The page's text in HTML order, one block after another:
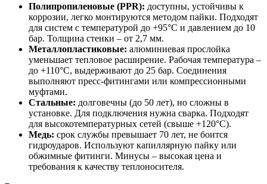
Полипропиленовые (PPR): доступны, устойчивы к
коррозии, легко монтируются методом пайки. Подходят
для систем с температурой до +95°C и давлением до 10
бар. Толщина стенки – от 2,7 мм.
Металлопластиковые: алюминиевая прослойка
уменьшает тепловое расширение. Рабочая температура –
до +110°C, выдерживают до 25 бар. Соединения
выполняют пресс-фитингами или компрессионными
муфтами.
Стальные: долговечны (до 50 лет), но сложны в
установке. Для подключения нужна сварка. Подходят
для высокотемпературных сетей (свыше +120°C).
Медь: срок службы превышает 70 лет, не боится
гидроударов. Используют капиллярную пайку или
обжимные фитинги. Минусы – высокая цена и
требования к качеству теплоносителя.